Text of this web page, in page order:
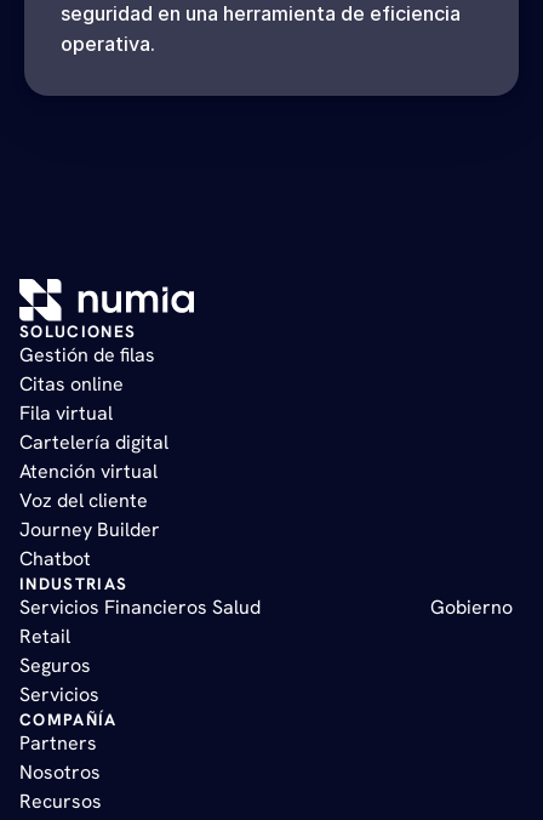
seguridad en una herramienta de eficiencia
operativa.
SOLUCIONES
Gestión de filas
Citas online
Fila virtual
Cartelería digital
Atención virtual
Voz del cliente
Journey Builder
Chatbot
INDUSTRIAS
Servicios Financieros Salud
Retail
Seguros
Servicios
COMPAÑÍA
Partners
Nosotros
Recursos